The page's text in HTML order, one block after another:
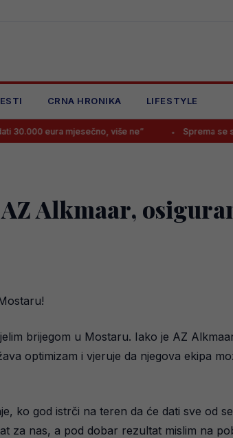
CRNA HRONIKA LIFESTYLE
mjesečno, više ne” Sprema se senzacionalni
Alkmaar,
brijegom u Mostaru. Iako je AZ
optimizam i vjeruje da njegova ekipa
ko god istrči na teren da će dati sve od
za nas, a pod dobar rezultat mislim na